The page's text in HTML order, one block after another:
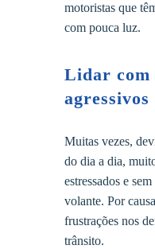
motoristas que
com pouca luz.
Lidar com
agressivos
Muitas vezes,
do dia a dia,
estressados e
volante. Por
frustrações nos
trânsito.